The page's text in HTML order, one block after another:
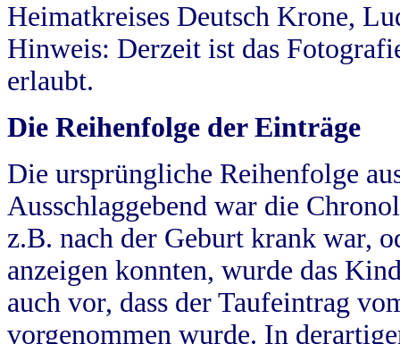
Heimatkreises Deutsch Krone,
Hinweis: Derzeit ist das
erlaubt.
Die Reihenfolge der Einträge
Die ursprüngliche Reihenfolge
Ausschlaggebend war die
z.B. nach der Geburt krank war,
anzeigen konnten, wurde das
auch vor, dass der Taufeintrag
vorgenommen wurde. In